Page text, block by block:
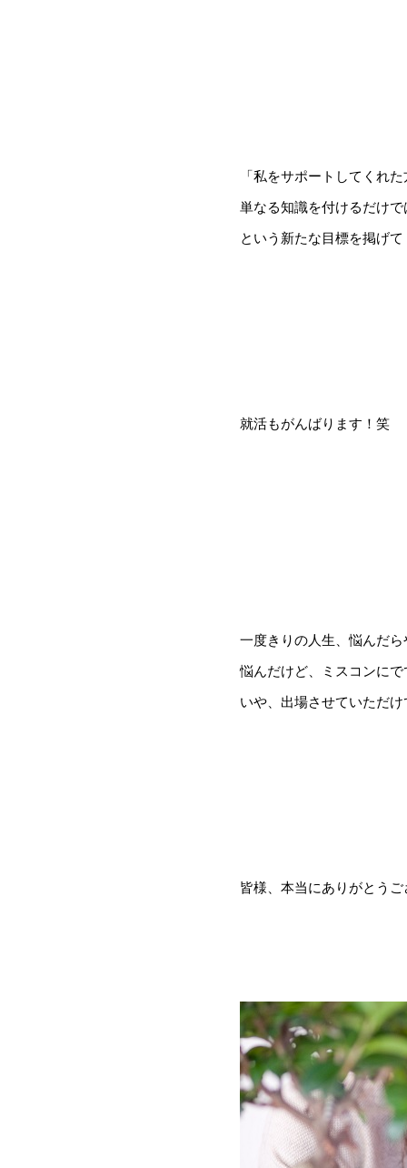
「私をサポートしてくれ
単なる知識を付けるだけ
という新たな目標を掲げて
就活もがんばります！笑
一度きりの人生、悩んだ
悩んだけど、ミスコンに
いや、出場させていただ
皆様、本当にありがとう